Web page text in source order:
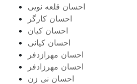
احسان قلعه نویی
احسان کارگر
احسان کیان
احسان کیانی
احسان مهرازدفر
احسان مهرزادفر
احسان نی زن